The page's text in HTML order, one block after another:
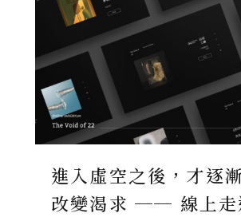
進入虛空之後，才逐
改變渴求 ── 線上走